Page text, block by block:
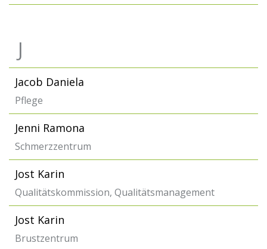
J
Jacob Daniela
Pflege
Jenni Ramona
Schmerzzentrum
Jost Karin
Qualitätskommission, Qualitätsmanagement
Jost Karin
Brustzentrum